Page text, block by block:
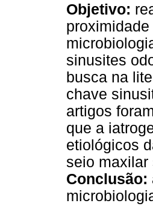
Objetivo:
sinusites
busca na
chave
artigos
que a
etiológicos
seio maxilar
Conclusão: